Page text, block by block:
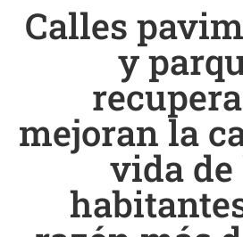
Calles
y
mejoran la
vida de